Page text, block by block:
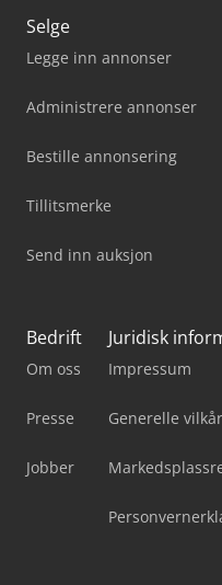
Selge
Legge inn annonser
Administrere annonser
Bestille annonsering
Tillitsmerke
Send inn auksjon
Bedrift
Om oss
Presse
Jobber
Juridisk
Impressum
Generelle vilkår